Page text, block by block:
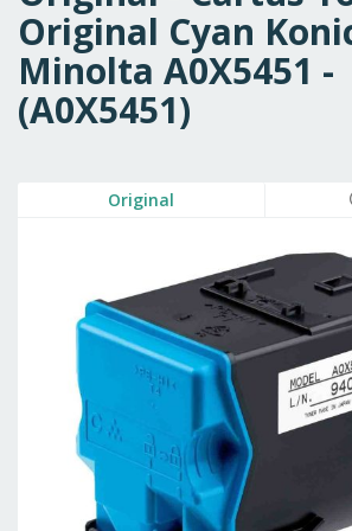
Original Cyan
Minolta A0X5451 -
(A0X5451)
Original